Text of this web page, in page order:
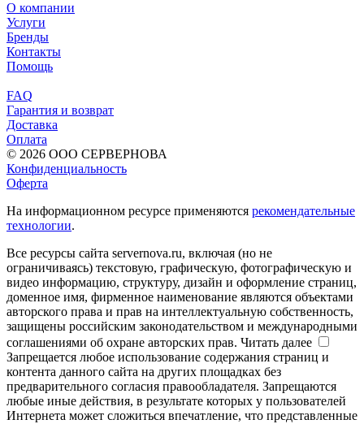
О компании
Услуги
Бренды
Контакты
Помощь
FAQ
Гарантия и возврат
Доставка
Оплата
© 2026 ООО СЕРВЕРНОВА
Конфиденциальность
Оферта
На информационном ресурсе применяются рекомендательные
технологии.
Все ресурсы сайта servernova.ru, включая (но не
ограничиваясь) текстовую, графическую, фотографическую и
видео информацию, структуру, дизайн и оформление страниц,
доменное имя, фирменное наименование являются объектами
авторского права и прав на интеллектуальную собственность,
защищены российским законодательством и международными
соглашениями об охране авторских прав. Читать далее
Запрещается любое использование содержания страниц и
контента данного сайта на других площадках без
предварительного согласия правообладателя. Запрещаются
любые иные действия, в результате которых у пользователей
Интернета может сложиться впечатление, что представленные